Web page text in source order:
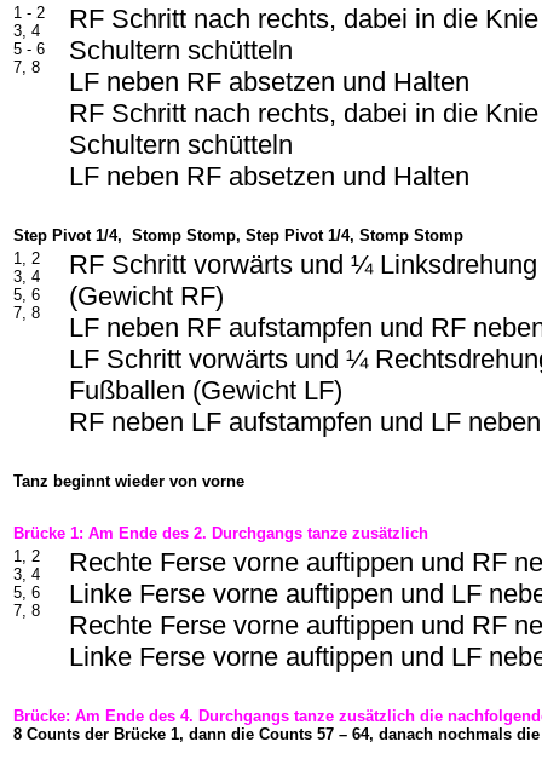
1 - 2
3, 4
5 - 6
7, 8
RF Schritt nach rechts, dabei in die
Schultern schütteln
LF neben RF absetzen und Halten
RF Schritt nach rechts, dabei in die
Schultern schütteln
LF neben RF absetzen und Halten
Step Pivot 1/4, Stomp Stomp, Step Pivot 1/4, Stomp Stomp
1, 2
3, 4
5, 6
7, 8
RF Schritt vorwärts und ¼
(Gewicht RF)
LF neben RF aufstampfen und RF
LF Schritt vorwärts und ¼
Fußballen (Gewicht LF)
RF neben LF aufstampfen und LF
Tanz beginnt wieder von vorne
Brücke 1: Am Ende des 2. Durchgangs tanze zusätzlich
1, 2
3, 4
5, 6
7, 8
Rechte Ferse vorne auftippen und RF
Linke Ferse vorne auftippen und LF
Rechte Ferse vorne auftippen und RF
Linke Ferse vorne auftippen und LF
Brücke: Am Ende des 4. Durchgangs tanze zusätzlich die
8 Counts der Brücke 1, dann die Counts 57 – 64, danach nochmals